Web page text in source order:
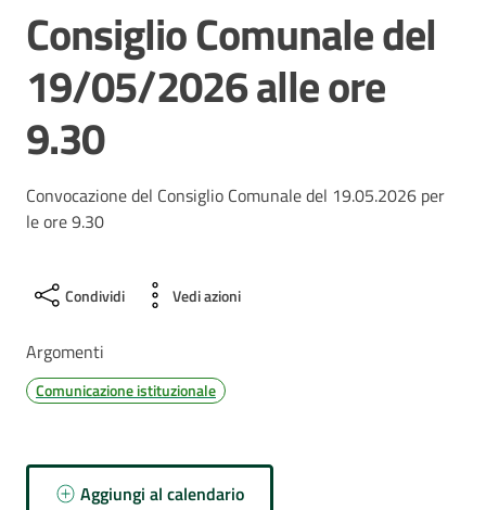
Consiglio Comunale del
19/05/2026 alle ore
9.30
Convocazione del Consiglio Comunale del 19.05.2026 per
le ore 9.30
Condividi Vedi azioni
Argomenti
Comunicazione istituzionale
Aggiungi al calendario